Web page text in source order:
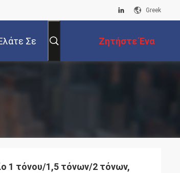
Greek
Σε Ζητήστε Ένα
Απόσπασμα
1 τόνου/1,5 τόνων/2 τόνων,